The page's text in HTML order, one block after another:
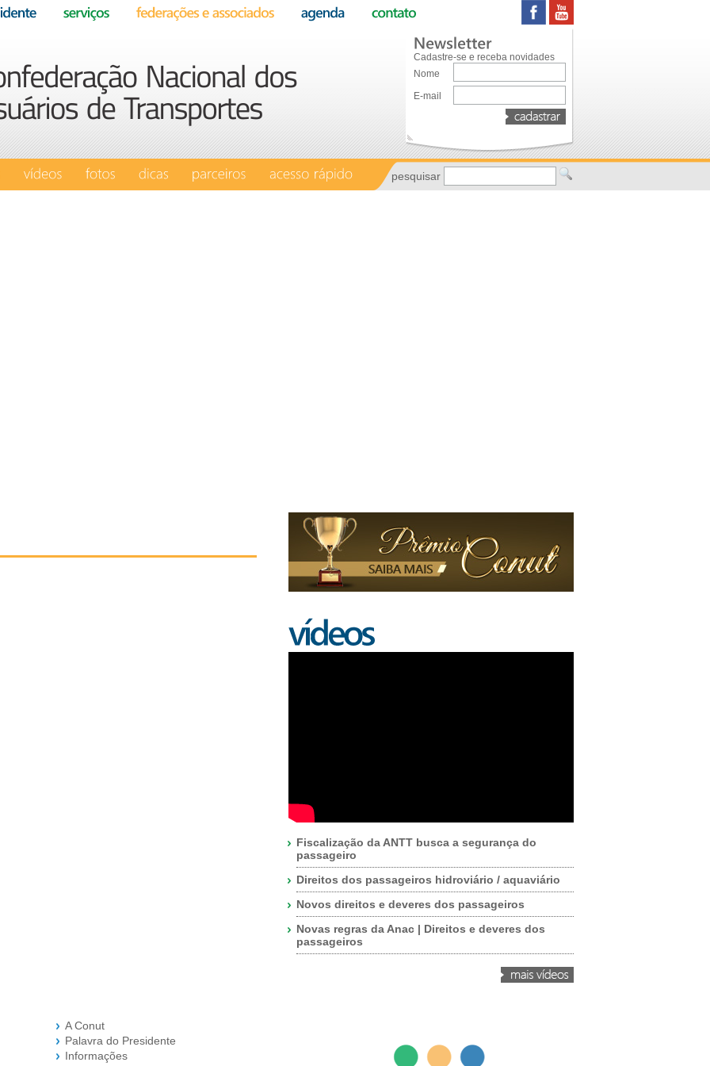
Cadastre-se e receba novidades
Nome
E-mail
pesquisar
Fiscalização da ANTT busca a segurança do
passageiro
Direitos dos passageiros hidroviário / aquaviário
Novos direitos e deveres dos passageiros
Novas regras da Anac | Direitos e deveres dos
passageiros
A Conut
Palavra do Presidente
Informações